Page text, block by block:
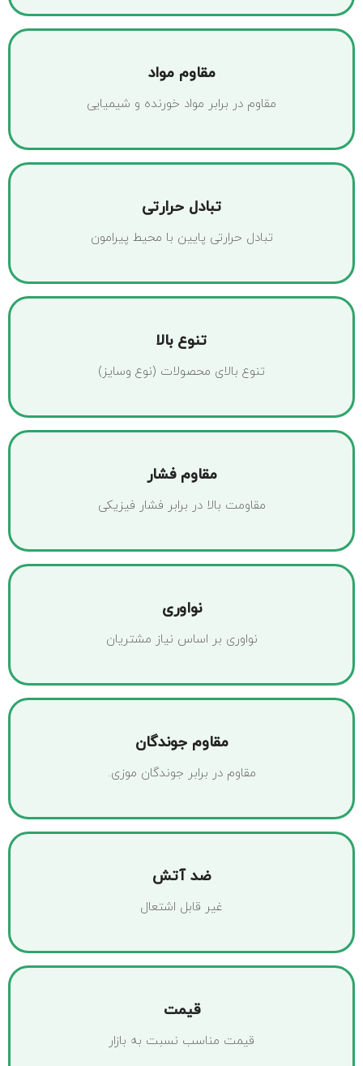
مقاوم مواد
مقاوم در برابر مواد خورنده و شیمیایی
تبادل حرارتی
تبادل حرارتی پایین با محیط پیرامون
تنوع بالا
تنوع بالای محصولات (نوع وسایز)
مقاوم فشار
مقاومت بالا در برابر فشار فیزیکی
نواوری
نواوری بر اساس نیاز مشتریان
مقاوم جوندگان
مقاوم در برابر جوندگان موزی.
ضد آتش
غیر قابل اشتعال
قیمت
قیمت مناسب نسبت به بازار